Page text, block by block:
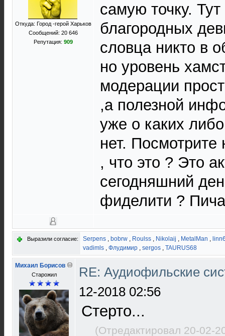
Откуда: Город -герой Харьков
Сообщений: 20 646
Репутация: 909
самую точку.
благородных
словца никто в
но уровень
модерации
,а полезной
уже о каких
нет.
, что это ? Это
сегодняшний
фиделити ?
Выразили согласие: Serpens , bobrw , Roulss , Nikolaij , MetalMan ,
vadimls , Флудимир , sergos , TAURUS68
Михаил Борисов
Старожил
RE: Аудиофильские
12-2018 02:56
Стерто...
(Отредактировал 20-02-